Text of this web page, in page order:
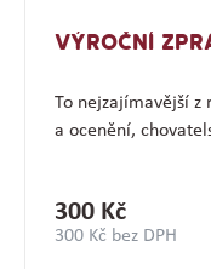
VÝROČNÍ
To nejzajímavější z
a ocenění,
300 Kč
300 Kč bez DPH